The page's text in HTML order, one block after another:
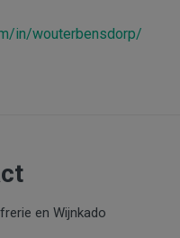
in/wouterbensdorp/
en Wijnkado